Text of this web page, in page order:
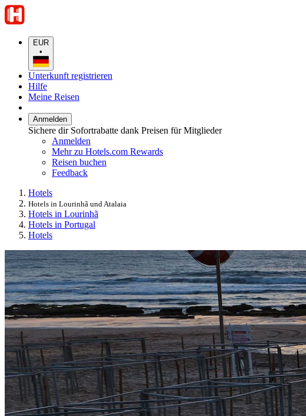
EUR
•
Unterkunft registrieren
Hilfe
Meine Reisen
Anmelden
Sichere dir Sofortrabatte dank Preisen für Mitglieder
Anmelden
Mehr zu Hotels.com Rewards
Reisen buchen
Feedback
Hotels
Hotels in Lourinhã und Atalaia
Hotels in Lourinhã
Hotels in Portugal
Hotels